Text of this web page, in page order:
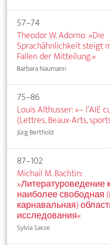
57–74
Theodor W. Adorno: »Die
Sprachähnlichkeit steigt
Fallen der Mitteilung.«
Barbara Naumann
75–86
Louis Althusser: »– l’AIE
(Lettres, Beaux-Arts,
Jürg Berthold
87–102
Michail M. Bachtin:
»Литературоведение
наиболее свободная
карнавальная)
исследования«
Sylvia Sasse